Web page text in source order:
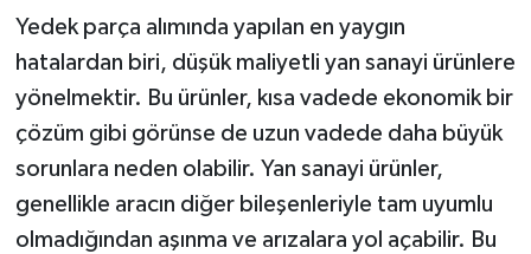
Yedek parça alımında yapılan en yaygın
hatalardan biri, düşük maliyetli yan sanayi ürünlere
yönelmektir. Bu ürünler, kısa vadede ekonomik bir
çözüm gibi görünse de uzun vadede daha büyük
sorunlara neden olabilir. Yan sanayi ürünler,
genellikle aracın diğer bileşenleriyle tam uyumlu
olmadığından aşınma ve arızalara yol açabilir. Bu